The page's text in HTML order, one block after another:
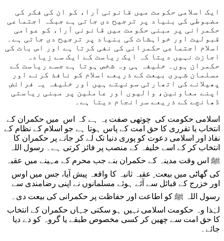
ایک اسلامی حکومت میں قانونی آراء کو ان کی فکر کی
مضبوطی کی بنیاد پر ترجیح دی جاتی ہے جبکہ اجتماعی
حکمرانی پر مبنی حکومت میں قانونی آراء کو عوامی
قبولیت اور خواہشات کی بنیاد پر ترجیح دی جاتی ہے۔
اسلام اجتماعی حکمرانی کی نفی کرتا ہے اور اس بات کی
اجازت نہیں دیتا کہ ایک ریاست کے ایک سے زیادہ
حکمران ہوں۔ خلیفہ ہی وہ شخص ہوتا ہے جسے ریاست کے
مسلمان شہری بیعت کے ذریعے اسلام کو نافذ کرنے اور
پھیلانے کی اتھارٹی سونپتے ہیں اور خلیفہ یہ فرائض
اپنے معاونین، والیوں اور عاملین پر مبنی ریاستی
ڈھانچے کے ذریعے سرانجام دیتا ہے۔
اسلامی حکومت کی چوتھی صفت یہ ہے کہ اس میں حکمران کے
انتخاب یا تقرری کا حق امت کے پاس ہوتا ہے جو اسلام کے نظام کے
نفاذ اور اسلامی دعوت کو پوری دنیا تک لے کر جانے پر حکمران کا
انتخاب کر کے اسے خلیفہ کے منصب پر فائز کرتی ہے۔ رسول اللہ
ﷺ اس وقت مدینہ کے حکمران بنے جب محرم کے مہینے میں عقبہ
کی گھاٹی میں بیعت ِ عقبہ ثانیہ کا واقعہ پیش آیا، جس میں اوس
اور خزرج کے قبائل سے آئے ہوئے مسلمانوں نے اپنی رضامندی سے
رسول اللہ ﷺ کو اطاعت اور حفاظت پر حکمرانی کی بیعت دی۔
لہٰذا وہ حکومت اسلامی نہیں ہو سکتی جہاں حکمران کے انتخاب
کا حق امت سے چھین کر کسی مخصوص طبقے یا گروہ کو دے دیا
جائے۔